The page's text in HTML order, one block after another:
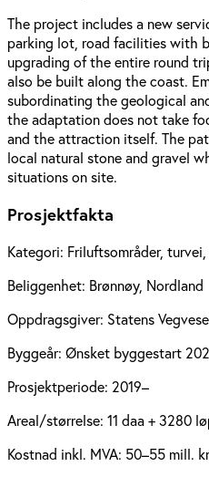
The project includes a new
parking lot, road facilities with
upgrading of the entire round
also be built along the coast.
subordinating the geological
the adaptation does not take
and the attraction itself. The
local natural stone and gravel
situations on site.
Prosjektfakta
Kategori: Friluftsområder,
Beliggenhet: Brønnøy, Nordland
Oppdragsgiver: Statens
Byggeår: Ønsket byggestart
Prosjektperiode: 2019–
Areal/størrelse: 11 daa + 3280
Kostnad inkl. MVA: 50–55 mill. kr